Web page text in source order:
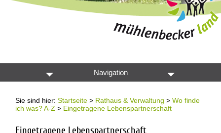
Navigation
Sie sind hier:Startseite > Rathaus & Verwaltung >Wo finde
ich was? A-Z > Eingetragene Lebenspartnerschaft
Eingetragene Lebenspartnerschaft